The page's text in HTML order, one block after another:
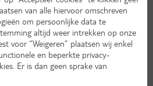
en Nollendorfplatz,
Als je naar West-Berlijn reist dan kies
Oost-Berlijn reis je het snelst via
wandel je zo de
je uitgebreid in het KaDeWe. Vanaf
geen tien minuten naar Stadtmitte
en Unter den Linden dichtbij, bus
van alle hiervoor omschreven
om persoonlijke data te
altijd weer intrekken op onze
voor “Weigeren” plaatsen wij enkel
en beperkte privacy-
Er is dan geen sprake van